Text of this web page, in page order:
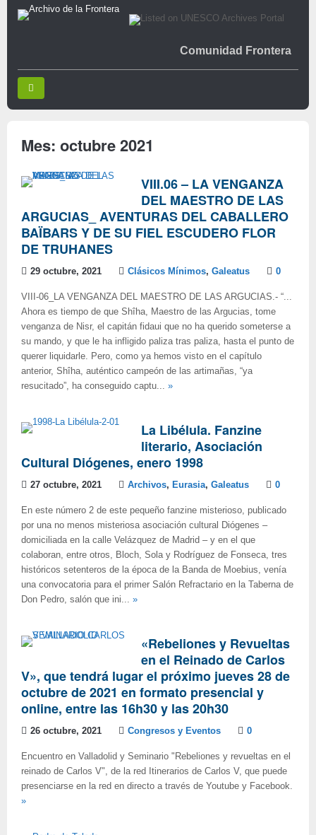
Comunidad Frontera
Mes: octubre 2021
VIII.06 – LA VENGANZA
DEL MAESTRO DE LAS
ARGUCIAS_ AVENTURAS DEL CABALLERO
BAÏBARS Y DE SU FIEL ESCUDERO FLOR
DE TRUHANES
29 octubre, 2021 Clásicos Mínimos, Galeatus 0
VIII-06_LA VENGANZA DEL MAESTRO DE LAS ARGUCIAS.- “...
Ahora es tiempo de que Shîha, Maestro de las Argucias, tome
venganza de Nisr, el capitán fidaui que no ha querido someterse a
su mando, y que le ha infligido paliza tras paliza, hasta el punto de
querer liquidarle. Pero, como ya hemos visto en el capítulo
anterior, Shîha, auténtico campeón de las artimañas, “ya
resucitado”, ha conseguido captu... »
La Libélula. Fanzine
literario, Asociación
Cultural Diógenes, enero 1998
27 octubre, 2021 Archivos, Eurasia, Galeatus 0
En este número 2 de este pequeño fanzine misterioso, publicado
por una no menos misteriosa asociación cultural Diógenes –
domiciliada en la calle Velázquez de Madrid – y en el que
colaboran, entre otros, Bloch, Sola y Rodríguez de Fonseca, tres
históricos setenteros de la época de la Banda de Moebius, venía
una convocatoria para el primer Salón Refractario en la Taberna de
Don Pedro, salón que ini... »
«Rebeliones y Revueltas
en el Reinado de Carlos
V», que tendrá lugar el próximo jueves 28 de
octubre de 2021 en formato presencial y
online, entre las 16h30 y las 20h30
26 octubre, 2021 Congresos y Eventos 0
Encuentro en Valladolid y Seminario "Rebeliones y revueltas en el
reinado de Carlos V", de la red Itinerarios de Carlos V, que puede
presenciarse en la red en directo a través de Youtube y Facebook.
»